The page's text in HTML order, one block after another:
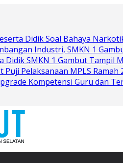
Didik Soal Bahaya
Industri, SMKN 1
SMKN 1 Gambut Tampil
Pelaksanaan MPLS Ramah
Kompetensi Guru dan